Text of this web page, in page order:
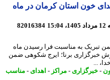
استان کرمان در ماه
82016384
به مناسبت فرا رسیدن ماه
برنا؛ ایرج شکوهی ضمن
خبرگزاری - مراکز- اهدای- مناسب